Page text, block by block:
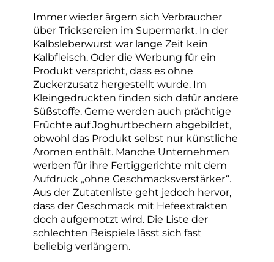
Immer wieder ärgern sich Verbraucher
über Tricksereien im Supermarkt. In der
Kalbsleberwurst war lange Zeit kein
Kalbfleisch. Oder die Werbung für ein
Produkt verspricht, dass es ohne
Zuckerzusatz hergestellt wurde. Im
Kleingedruckten finden sich dafür andere
Süßstoffe. Gerne werden auch prächtige
Früchte auf Joghurtbechern abgebildet,
obwohl das Produkt selbst nur künstliche
Aromen enthält. Manche Unternehmen
werben für ihre Fertiggerichte mit dem
Aufdruck „ohne Geschmacksverstärker“.
Aus der Zutatenliste geht jedoch hervor,
dass der Geschmack mit Hefeextrakten
doch aufgemotzt wird. Die Liste der
schlechten Beispiele lässt sich fast
beliebig verlängern.